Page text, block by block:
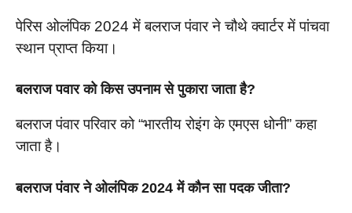
पेरिस ओलंपिक 2024 में बलराज पंवार ने चौथे क्वार्टर में पांचवा
स्थान प्राप्त किया।
बलराज पवार को किस उपनाम से पुकारा जाता है?
बलराज पंवार परिवार को “भारतीय रोइंग के एमएस धोनी” कहा
जाता है।
बलराज पंवार ने ओलंपिक 2024 में कौन सा पदक जीता?